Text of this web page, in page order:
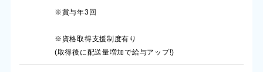
※賞与年3回
※資格取得支援制度有り
(取得後に配送量増加で給与アップ!)